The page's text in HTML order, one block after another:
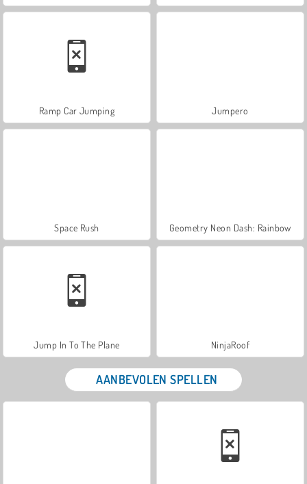
Ramp Car Jumping Jumpero
Space Rush Geometry Neon Dash: Rainbow
Jump In To The Plane NinjaRoof
AANBEVOLEN SPELLEN